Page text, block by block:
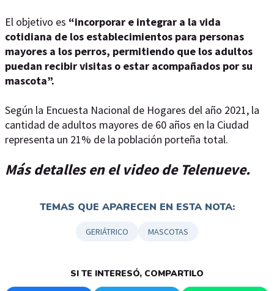
El objetivo es “incorporar e integrar a la vida
cotidiana de los establecimientos para personas
mayores a los perros, permitiendo que los adultos
puedan recibir visitas o estar acompañados por su
mascota”.
Según la Encuesta Nacional de Hogares del año 2021, la
cantidad de adultos mayores de 60 años en la Ciudad
representa un 21% de la población porteña total.
Más detalles en el video de Telenueve.
TEMAS QUE APARECEN EN ESTA NOTA:
GERIÁTRICO MASCOTAS
SI TE INTERESÓ, COMPARTILO